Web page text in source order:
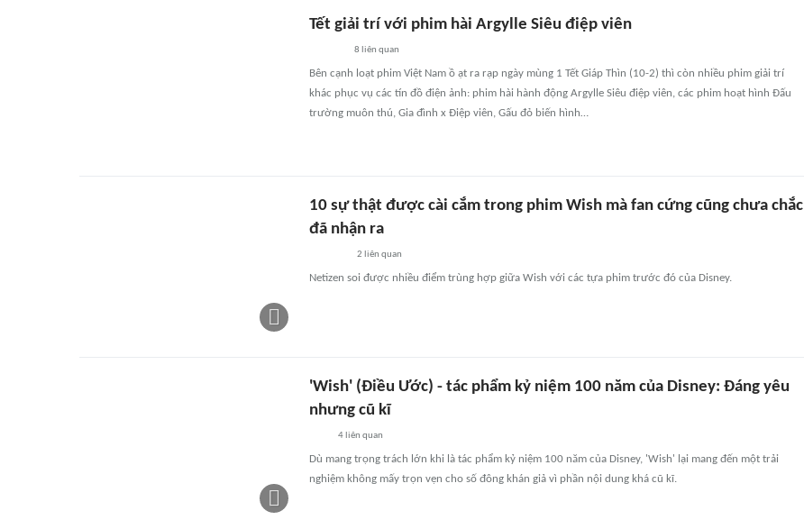
Tết giải trí với phim hài Argylle Siêu điệp viên
8 liên quan
Bên cạnh loạt phim Việt Nam ồ ạt ra rạp ngày mùng 1 Tết Giáp Thìn (10-2) thì còn nhiều phim giải trí
khác phục vụ các tín đồ điện ảnh: phim hài hành động Argylle Siêu điệp viên, các phim hoạt hình Đấu
trường muôn thú, Gia đình x Điệp viên, Gấu đỏ biến hình…
10 sự thật được cài cắm trong phim Wish mà fan cứng cũng chưa chắc
đã nhận ra
2 liên quan
Netizen soi được nhiều điểm trùng hợp giữa Wish với các tựa phim trước đó của Disney.
'Wish' (Điều Ước) - tác phẩm kỷ niệm 100 năm của Disney: Đáng yêu
nhưng cũ kĩ
4 liên quan
Dù mang trọng trách lớn khi là tác phẩm kỷ niệm 100 năm của Disney, 'Wish' lại mang đến một trải
nghiệm không mấy trọn vẹn cho số đông khán giả vì phần nội dung khá cũ kĩ.